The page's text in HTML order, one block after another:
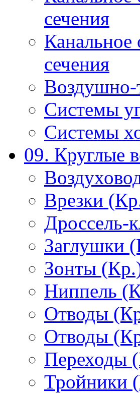
сечения
Канальное
сечения
Воздушно-
Системы
Системы
09. Круглые
Врезки
Дроссель-
Заглушки
Зонты
Ниппель
Отводы
Отводы
Переходы
Тройники